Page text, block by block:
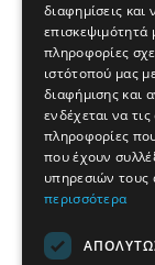
διαφημίσεις
επισκεψιμότητά
πληροφορίες
ιστότοπού μας
διαφήμισης και
ενδέχεται να
πληροφορίες
που έχουν
υπηρεσιών τους
περισσότερα